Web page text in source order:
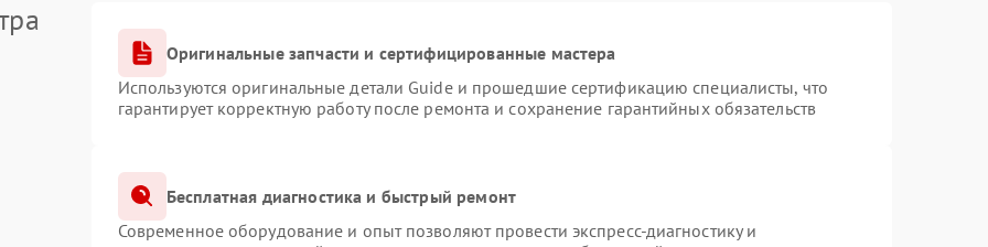
Оригинальные запчасти и сертифицированные мастера
Используются оригинальные детали Guide и прошедшие сертификацию специалисты, что
гарантирует корректную работу после ремонта и сохранение гарантийных обязательств
Бесплатная диагностика и быстрый ремонт
Современное оборудование и опыт позволяют провести экспресс-диагностику и